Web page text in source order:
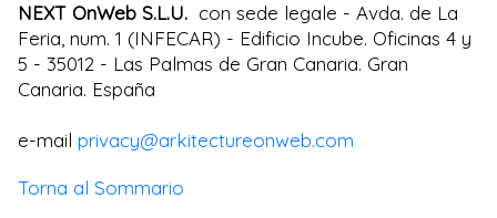
NEXT OnWeb S.L.U. con sede legale - Avda. de La
Feria, num. 1 (INFECAR) - Edificio Incube. Oficinas 4 y
5 - 35012 - Las Palmas de Gran Canaria. Gran
Canaria. España
e-mail privacy@arkitectureonweb.com
Torna al Sommario